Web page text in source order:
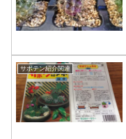
サボテン紹介関連